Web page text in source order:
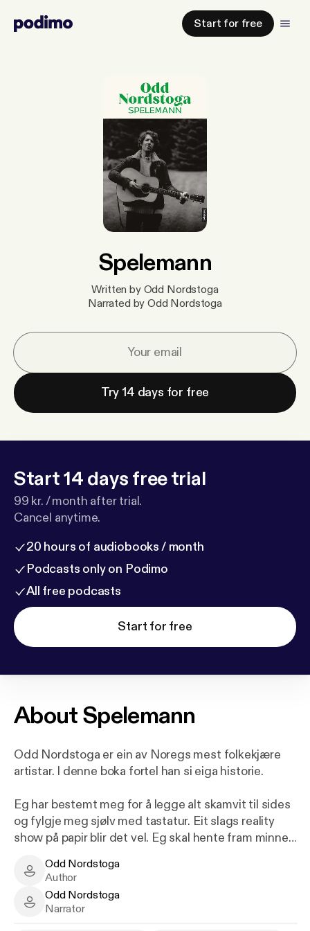
Start for free
Spelemann
Written by Odd Nordstoga
Narrated by Odd Nordstoga
Try 14 days for free
Start 14 days free trial
99 kr. / month after trial.
Cancel anytime.
20 hours of audiobooks / month
Podcasts only on Podimo
All free podcasts
Start for free
AboutSpelemann
Odd Nordstoga er ein av Noregs mest folkekjære
artistar. I denne boka fortel han si eiga historie.
Eg har bestemt meg for å legge alt skamvit til sides
og fylgje meg sjølv med tastatur. Eit slags reality
show på papir blir det vel. Eg skal hente fram minne
det er dei som ligg mellom linjene i musikken min.
Fortelje fram baklandet til songane mine. Det er det
eg skal prøve på. Der ligg historia mi også, historia
Odd Nordstoga - Author
Odd Nordstoga
Author
Odd Nordstoga - Narrator
Odd Nordstoga
Narrator